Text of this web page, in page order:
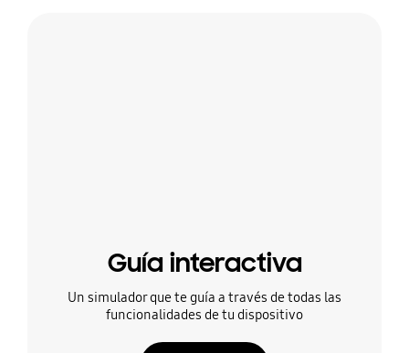
Guía interactiva
Un simulador que te guía a través de todas las
funcionalidades de tu dispositivo